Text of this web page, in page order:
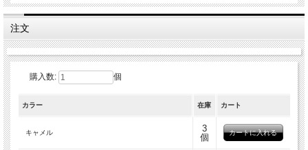
ガレージブランド「What Will be Will be」のスノーピークシェラカップハンドル用
レザーカバーが新登場です。使い込むことによって変化する味わいが特徴です。
レザーは天然素材の為、ロットや部位により表面表情や色にバラツキがあります。
またバラ傷・トラ・虫さされ・血スジと呼ばれるイレギュラーな模様も含まれま
す。足場板同様素材の個性・デザインとしてご理解頂ければ幸いです。（程度の酷
いものは除去済。）
注文
購入数: 個
カラー 在庫 カート
キャメル
3
個